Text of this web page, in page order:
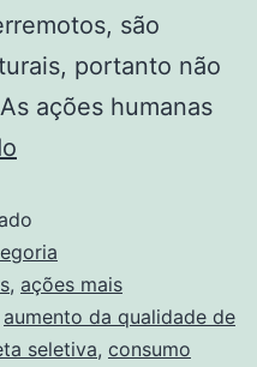
são
portanto não
ações humanas
, ações mais
aumento da qualidade de
seletiva, consumo